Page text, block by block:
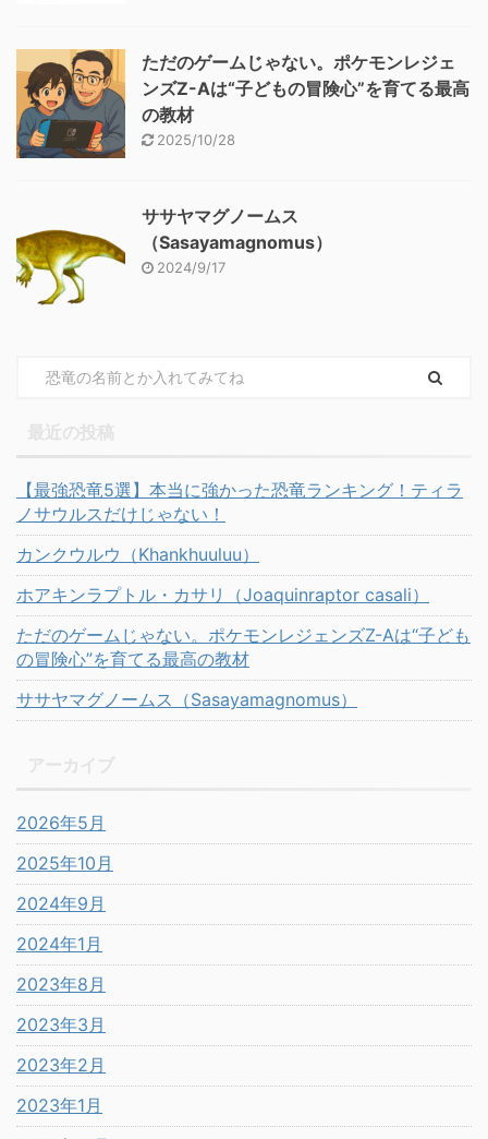
ただのゲームじゃない。ポケモンレジェ
ンズZ-Aは“子どもの冒険心”を育てる最高
の教材
2025/10/28
ササヤマグノームス
（Sasayamagnomus）
2024/9/17
【最強恐竜5選】本当に強かった恐竜ランキング！ティラ
ノサウルスだけじゃない！
カンクウルウ（Khankhuuluu）
ホアキンラプトル・カサリ（Joaquinraptor casali）
ただのゲームじゃない。ポケモンレジェンズZ-Aは“子ども
の冒険心”を育てる最高の教材
ササヤマグノームス（Sasayamagnomus）
2026年5月
2025年10月
2024年9月
2024年1月
2023年8月
2023年3月
2023年2月
2023年1月